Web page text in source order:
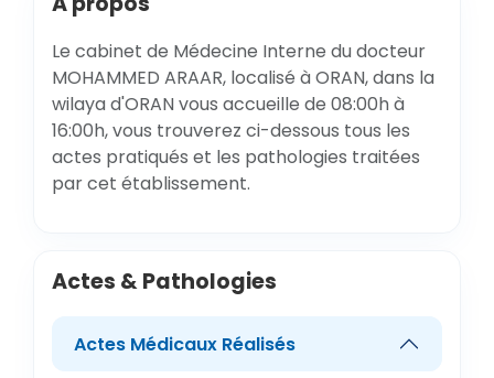
Le cabinet de Médecine Interne du docteur
MOHAMMED ARAAR, localisé à ORAN, dans la
wilaya d'ORAN vous accueille de 08:00h à
16:00h, vous trouverez ci-dessous tous les
actes pratiqués et les pathologies traitées
par cet établissement.
Actes & Pathologies
Actes Médicaux Réalisés